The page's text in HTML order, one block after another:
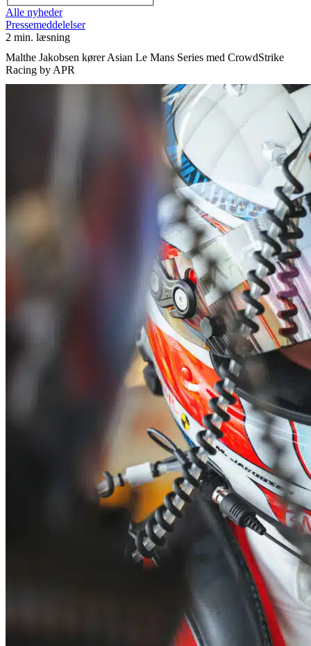
Alle nyheder
Pressemeddelelser
2 min. læsning
Malthe Jakobsen kører Asian Le Mans Series med CrowdStrike
Racing by APR